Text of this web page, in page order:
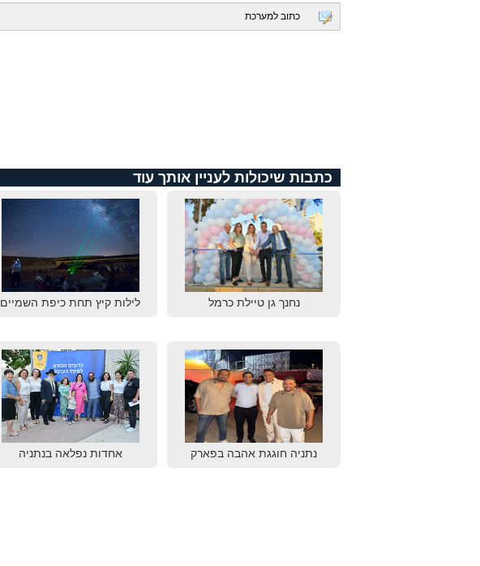
כתוב למערכת
כתבות שיכולות לעניין אותך עוד
נחנך גן טיילת כרמל לילות קיץ תחת כיפת השמיים
נתניה חוגגת אהבה בפארק אחדות נפלאה בנתניה